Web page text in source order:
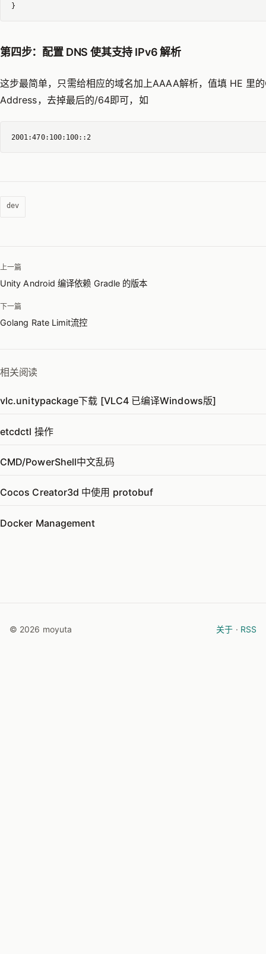
第四步：配置 DNS 使其支持 IPv6 解析
这步最简单，只需给相应的域名加上AAAA解析，值填 HE 里
Address，去掉最后的/64即可，如
dev
上一篇
Unity Android 编译依赖 Gradle 的版本
下一篇
Golang Rate Limit流控
相关阅读
vlc.unitypackage下载 [VLC4 已编译Windows版]
etcdctl 操作
CMD/PowerShell中文乱码
Cocos Creator3d 中使用 protobuf
Docker Management
© 2026 moyuta 关于 · RSS